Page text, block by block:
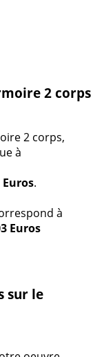
2 corps
2 corps,
à
Euros.
à
Euros
sur le